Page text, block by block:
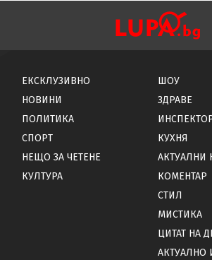
ЕКСКЛУЗИВНО
НОВИНИ
ПОЛИТИКА
СПОРТ
НЕЩО ЗА ЧЕТЕНЕ
КУЛТУРА
ШОУ
ЗДРАВЕ
КУХНЯ
АКТУАЛНИ
КОМЕНТАР
СТИЛ
МИСТИКА
ЦИТАТ НА
АКТУАЛНО